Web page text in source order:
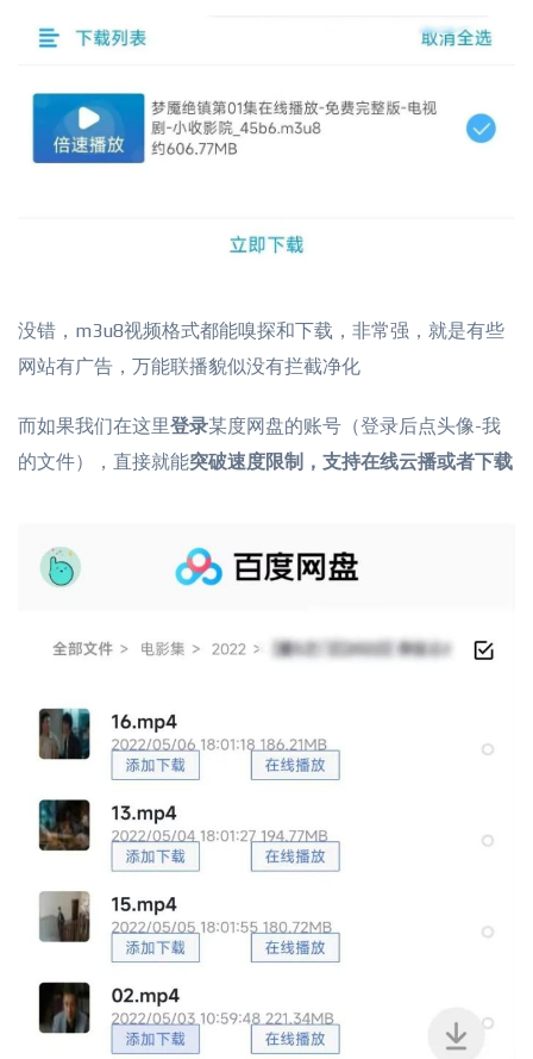
没错，m3u8视频格式都能嗅探和下载，非常强，就是有些
网站有广告，万能联播貌似没有拦截净化
而如果我们在这里登录某度网盘的账号（登录后点头像-我
的文件），直接就能突破速度限制，支持在线云播或者下载